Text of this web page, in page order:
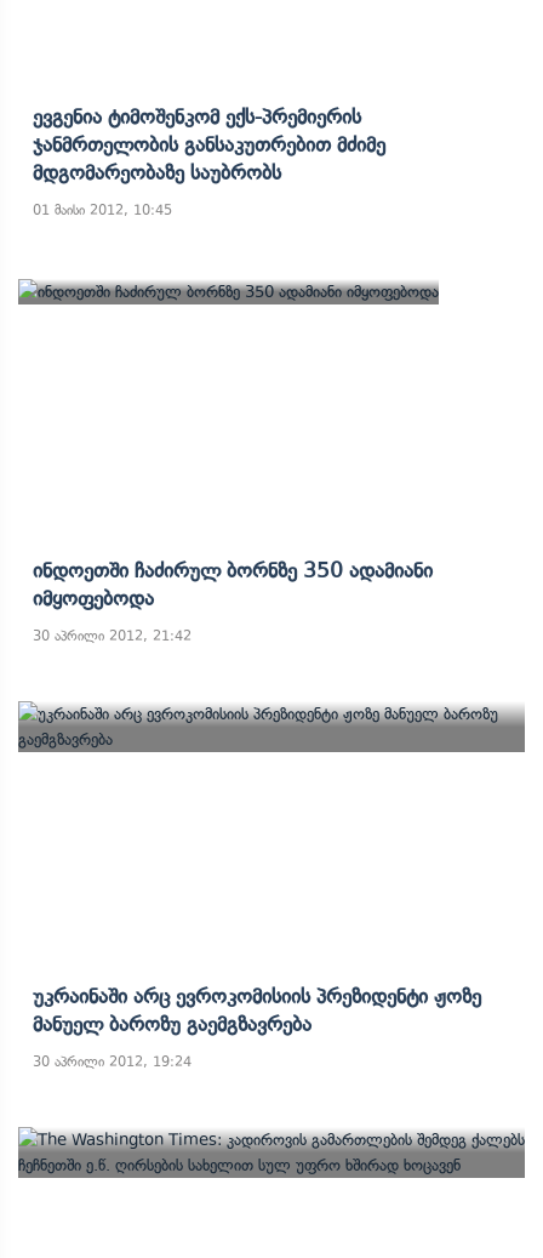
Ევგენია Ტიმოშენკომ Ექს-Პრემიერის
Ჯანმრთელობის Განსაკუთრებით Მძიმე
Მდგომარეობაზე Საუბრობს
01 მაისი 2012, 10:45
Ინდოეთში Ჩაძირულ Ბორნზე 350 Ადამიანი
Იმყოფებოდა
30 აპრილი 2012, 21:42
Უკრაინაში Არც Ევროკომისიის Პრეზიდენტი Ჟოზე
Მანუელ Ბაროზუ Გაემგზავრება
30 აპრილი 2012, 19:24